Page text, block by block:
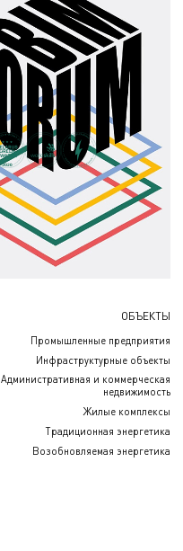
ОБЪЕКТЫ
Промышленные предприятия
Инфраструктурные объекты
Административная и коммерческая
недвижимость
Жилые комплексы
Традиционная энергетика
Возобновляемая энергетика